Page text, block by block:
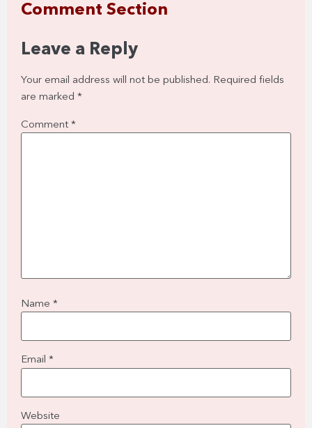
Comment Section
Leave a Reply
Your email address will not be published. Required fields
are marked *
Comment *
Name *
Email *
Website